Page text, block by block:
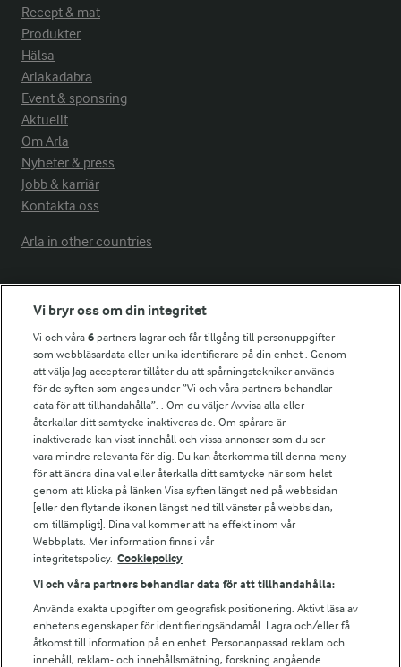
Recept & mat
Produkter
Hälsa
Arlakadabra
Event & sponsring
Aktuellt
Om Arla
Nyheter & press
Jobb & karriär
Kontakta oss
Arla in other countries
Fler Arlasajter
För ägare
Arlas kundportal
Arla.com
Falbygdens Ost
Arla webbshop
Bildbank
Följ oss
Vi bryr oss om din integritet
Vi och våra6 partners lagrar och får tillgång till personuppgifter
som webbläsardata eller unika identifierare på din enhet . Genom
att välja Jag accepterar tillåter du att spårningstekniker används
för de syften som anges under ”Vi och våra partners behandlar
data för att tillhandahålla”. . Om du väljer Avvisa alla eller
återkallar ditt samtycke inaktiveras de. Om spårare är
inaktiverade kan visst innehåll och vissa annonser som du ser
vara mindre relevanta för dig. Du kan återkomma till denna meny
för att ändra dina val eller återkalla ditt samtycke när som helst
genom att klicka på länken Visa syften längst ned på webbsidan
[eller den flytande ikonen längst ned till vänster på webbsidan,
om tillämpligt]. Dina val kommer att ha effekt inom vår
Webbplats. Mer information finns i vår
integritetspolicy. Cookiepolicy
Vi och våra partners behandlar data för att tillhandahålla:
Använda exakta uppgifter om geografisk positionering. Aktivt läsa av
enhetens egenskaper för identifieringsändamål. Lagra och/eller få
åtkomst till information på en enhet. Personanpassad reklam och
innehåll, reklam- och innehållsmätning, forskning angående